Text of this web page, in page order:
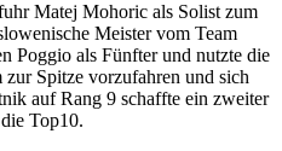
Matej Mohoric als Solist zum
Meister vom Team
Poggio als Fünfter und nutzte die
Spitze vorzufahren und sich
auf Rang 9 schaffte ein zweiter
Top10.